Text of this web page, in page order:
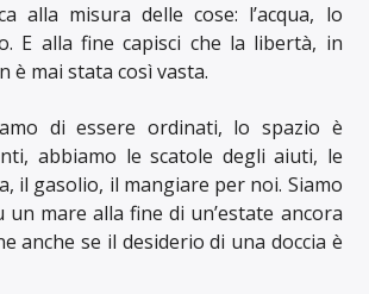
alla misura delle cose: l’acqua, lo
E alla fine capisci che la libertà, in
è mai stata così vasta.
di essere ordinati, lo spazio è
abbiamo le scatole degli aiuti, le
il gasolio, il mangiare per noi. Siamo
mare alla fine di un’estate ancora
anche se il desiderio di una doccia è